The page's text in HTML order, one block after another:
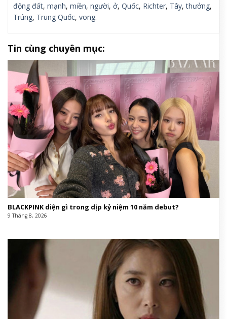
động đất, mạnh, miền, người, ở, Quốc, Richter, Tây,thưởng,
Trúng, Trung Quốc, vong.
Tin cùng chuyên mục:
BLACKPINK diện gì trong dịp kỷ niệm 10 năm debut?
9 Tháng 8, 2026